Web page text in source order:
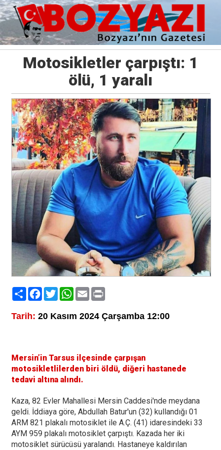
Motosikletler çarpıştı: 1
ölü, 1 yaralı
PaylaşFacebook
TwitterWhatsApp
EmailPrint
Tarih: 20 Kasım 2024 Çarşamba 12:00
Mersin’in Tarsus ilçesinde çarpışan
motosikletlilerden biri öldü, diğeri hastanede
tedavi altına alındı.
Kaza, 82 Evler Mahallesi Mersin Caddesi'nde meydana
geldi. İddiaya göre, Abdullah Batur'un (32) kullandığı 01
ARM 821 plakalı motosiklet ile A.Ç. (41) idaresindeki 33
AYM 959 plakalı motosiklet çarpıştı. Kazada her iki
motosiklet sürücüsü yaralandı. Hastaneye kaldırılan